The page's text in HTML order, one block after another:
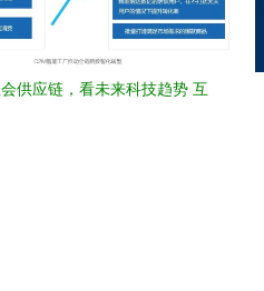
供应链，看未来科技趋势 互